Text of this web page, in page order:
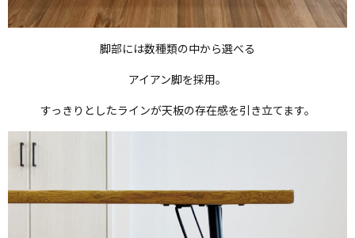
脚部には数種類の中から選べる
アイアン脚を採用。
すっきりとしたラインが天板の存在感を引き立てます。